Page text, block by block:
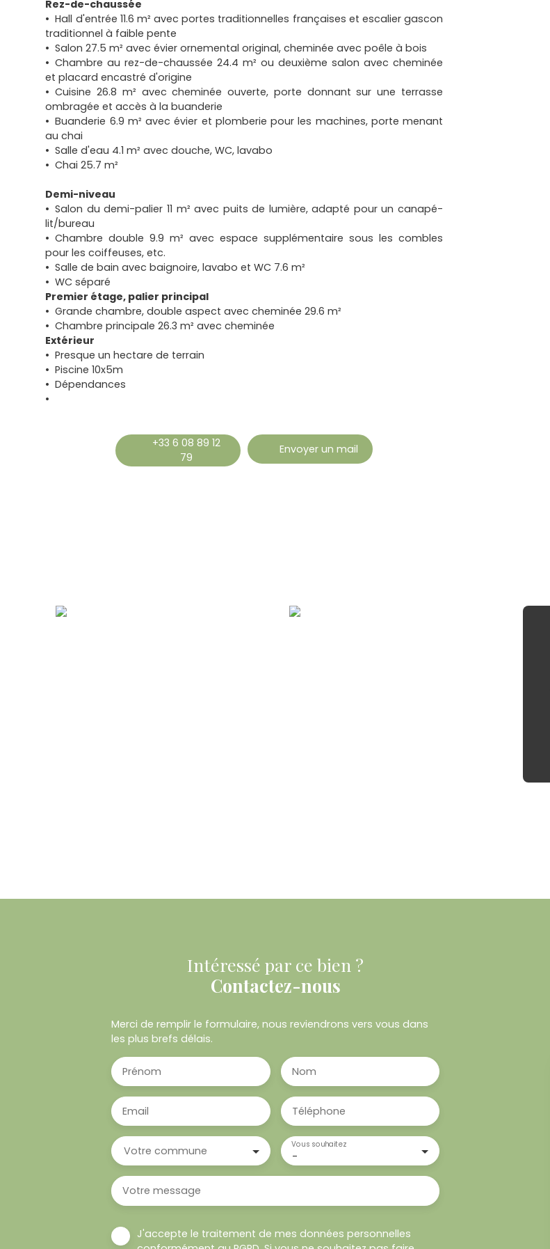
Rez-de-chaussée
Hall d'entrée 11.6 m² avec portes traditionnelles françaises et escalier gascon
traditionnel à faible pente
Salon 27.5 m² avec évier ornemental original, cheminée avec poêle à bois
Chambre au rez-de-chaussée 24.4 m² ou deuxième salon avec cheminée
et placard encastré d'origine
Cuisine 26.8 m² avec cheminée ouverte, porte donnant sur une terrasse
ombragée et accès à la buanderie
Buanderie 6.9 m² avec évier et plomberie pour les machines, porte menant
au chai
Salle d'eau 4.1 m² avec douche, WC, lavabo
Chai 25.7 m²
Demi-niveau
Salon du demi-palier 11 m² avec puits de lumière, adapté pour un canapé-
lit/bureau
Chambre double 9.9 m² avec espace supplémentaire sous les combles
pour les coiffeuses, etc.
Salle de bain avec baignoire, lavabo et WC 7.6 m²
WC séparé
Premier étage, palier principal
Grande chambre, double aspect avec cheminée 29.6 m²
Chambre principale 26.3 m² avec cheminée
Extérieur
Presque un hectare de terrain
Piscine 10x5m
Dépendances
+33 6 08 89 12
79
Envoyer un mail
Intéressé par ce bien ?
Contactez-nous
Merci de remplir le formulaire, nous reviendrons vers vous dans
les plus brefs délais.
Prénom Nom
Email Téléphone
Votre commune -
Vous souhaitez
Votre message
J'accepte le traitement de mes données personnelles